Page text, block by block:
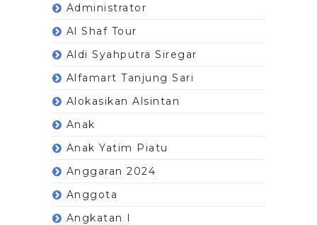
Administrator
Al Shaf Tour
Aldi Syahputra Siregar
Alfamart Tanjung Sari
Alokasikan Alsintan
Anak
Anak Yatim Piatu
Anggaran 2024
Anggota
Angkatan I